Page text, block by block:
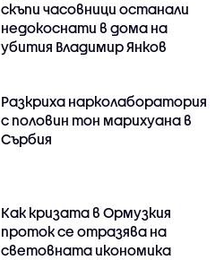
скъпи часовници останали
недокоснати в дома на
убития Владимир Янков
Разкриха нарколаборатория
с половин тон марихуана в
Сърбия
Как кризата в Ормузкия
проток се отразява на
световната икономика